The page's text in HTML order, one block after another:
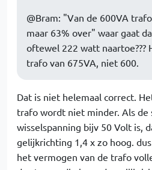
@Bram: "Van de 600VA
maar 63% over" waar gaat
oftewel 222 watt naartoe???
trafo van 675VA, niet 600.
Dat is niet helemaal correct.
trafo wordt niet minder. Als de
wisselspanning bijv 50 Volt is,
gelijkrichting 1,4 x zo hoog.
het vermogen van de trafo